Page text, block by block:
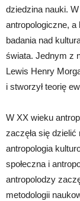
dziedzina nauki.
antropologiczne,
badania nad
świata. Jednym z
Lewis Henry
i stworzył teorię
W XX wieku
zaczęła się dzielić
antropologia
społeczna i
antropolodzy
metodologii